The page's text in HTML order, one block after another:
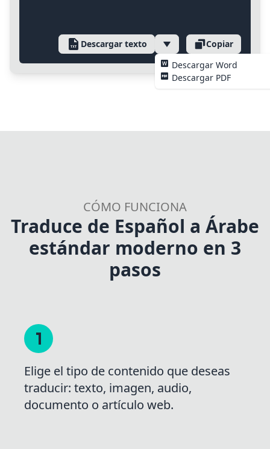
Descargar texto
Descargar Word
Descargar PDF
Copiar
CÓMO FUNCIONA
Traduce de Español a Árabe
estándar moderno en 3
pasos
Elige el tipo de contenido que deseas
traducir: texto, imagen, audio,
documento o artículo web.